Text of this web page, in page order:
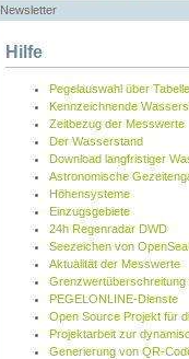
Newsletter
Hilfe
Pegelauswahl über Tabelle
Kennzeichnende
Zeitbezug der Messwerte
Der Wasserstand
Download langfristiger
Astronomische
Höhensysteme
Einzugsgebiete
24h Regenradar DWD
Seezeichen von
Aktualität der Messwerte
PEGELONLINE-Dienste
Open Source Projekt für
Projektarbeit zur
Generierung von QR-